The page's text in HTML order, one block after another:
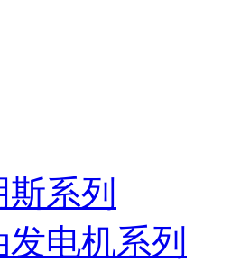
系列
电机系列